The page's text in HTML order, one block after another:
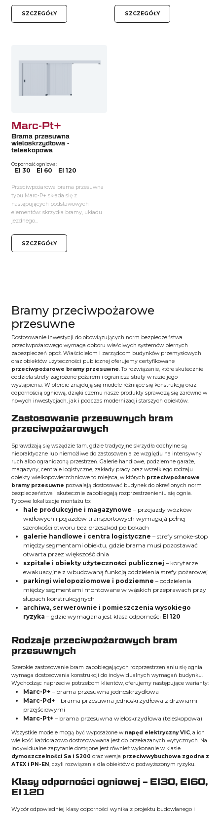
SZCZEGÓŁY SZCZEGÓŁY
Marc-Pt+
Brama przesuwna
wieloskrzydłowa -
teleskopowa
Odporność ogniowa:
EI 30 EI 60 EI 120
Przeciwpożarowa brama przesuwna
typu Marc-P+ składa się z
następujących podstawowych
elementów: skrzydła bramy, układu
jezdnego...
SZCZEGÓŁY
Bramy przeciwpożarowe
przesuwne
Dostosowanie inwestycji do obowiązujących norm bezpieczeństwa
przeciwpożarowego wymaga doboru właściwych systemów biernych
zabezpieczeń ppoż. Właścicielom i zarządcom budynków przemysłowych
oraz obiektów użyteczności publicznej oferujemy certyfikowane
przeciwpożarowe bramy przesuwne. To rozwiązanie, które skutecznie
oddziela strefy zagrożone pożarem i ogranicza straty w razie jego
wystąpienia. W ofercie znajdują się modele różniące się konstrukcją oraz
odpornością ogniową, dzięki czemu nasze produkty sprawdzą się zarówno w
nowych inwestycjach, jak i podczas modernizacji starszych obiektów.
Zastosowanie przesuwnych bram
przeciwpożarowych
Sprawdzają się wszędzie tam, gdzie tradycyjne skrzydła odchylne są
niepraktyczne lub niemożliwe do zastosowania ze względu na intensywny
ruch albo ograniczoną przestrzeń. Galerie handlowe, podziemne garaże,
magazyny, centrale logistyczne, zakłady pracy oraz wszelkiego rodzaju
obiekty wielkopowierzchniowe to miejsca, w których przeciwpożarowe
bramy przesuwne pozwalają dostosować budynek do określonych norm
bezpieczeństwa i skutecznie zapobiegają rozprzestrzenieniu się ognia.
Typowe lokalizacje montażu to:
hale produkcyjne i magazynowe – przejazdy wózków
widłowych i pojazdów transportowych wymagają pełnej
szerokości otworu bez przeszkód po bokach
galerie handlowe i centra logistyczne – strefy smoke-stop
między segmentami obiektu, gdzie brama musi pozostawać
otwarta przez większość dnia
szpitale i obiekty użyteczności publicznej – korytarze
ewakuacyjne z wbudowaną funkcją oddzielenia strefy pożarowej
parkingi wielopoziomowe i podziemne – oddzielenia
między segmentami montowane w wąskich przeprawach przy
słupach konstrukcyjnych
archiwa, serwerownie i pomieszczenia wysokiego
ryzyka – gdzie wymagana jest klasa odporności EI 120
Rodzaje przeciwpożarowych bram
przesuwnych
Szerokie zastosowanie bram zapobiegających rozprzestrzenianiu się ognia
wymaga dostosowania konstrukcji do indywidualnych wymagań budynku.
Wychodząc naprzeciw potrzebom klientów, oferujemy następujące warianty:
Marc-P+– brama przesuwna jednoskrzydłowa
Marc-Pd+– brama przesuwna jednoskrzydłowa z drzwiami
przejściowymi
Marc-Pt+– brama przesuwna wieloskrzydłowa (teleskopowa)
Wszystkie modele mogą być wyposażone w napęd elektryczny VIC, a ich
wielkość każdorazowo dostosowywana jest do przekazanych wytycznych. Na
indywidualne zapytanie dostępne jest również wykonanie w klasie
dymoszczelności Sa i S200 oraz wersja przeciwwybuchowa zgodna z
ATEX i PN-EN, czyli rozwiązania dla obiektów o podwyższonym ryzyku.
Klasy odporności ogniowej – EI30, EI60,
EI120
Wybór odpowiedniej klasy odporności wynika z projektu budowlanego i